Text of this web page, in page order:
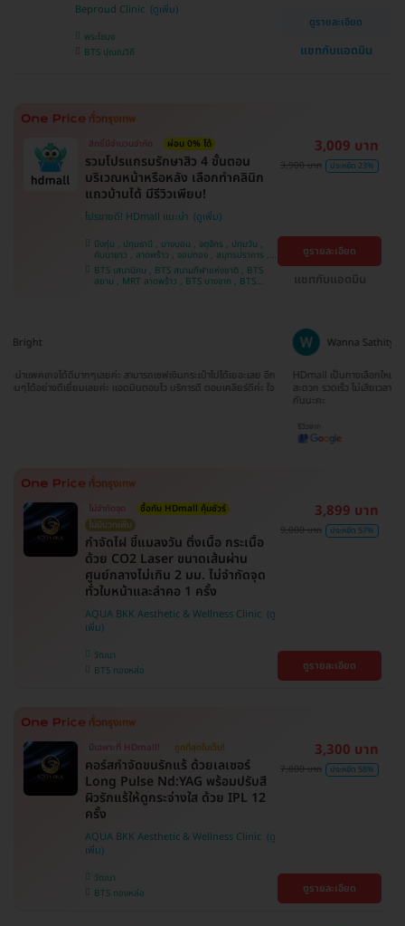
Beproud Clinic
พระโขนง
BTS ปุณณวิถี
ดูรายละเอียด
แชทกับแอดมิน
สิทธิ์มีจำนวนจำกัด ผ่อน 0% ได้
รวมโปรแกรมรักษาสิว 4 ขั้นตอน
บริเวณหน้าหรือหลัง เลือกทำคลินิก
แถวบ้านได้ มีรีวิวเพียบ!
โปรขายดี! HDmall แนะนำ
บึงกุ่ม , ปทุมธานี , บางบอน , จตุจักร , ปทุมวัน ,
คันนายาว , ลาดพร้าว , จอมทอง , สมุทรปราการ ,
พระโขนง , พญาไท , ราษฎร์บูรณะ , หนองแขม ,
ภาษีเจริญ , บางรัก , ราชเทวี , บางนา , บริการถึง
บ้าน , คลองเตย , ตลิ่งชัน
BTS เสนานิคม , BTS สนามกีฬาแห่งชาติ , BTS
สยาม , MRT ลาดพร้าว , BTS บางจาก , BTS
3,009 บาท
3,900 บาท ประหยัด 23%
ดูรายละเอียด
แชทกับแอดมิน
HDmall เป็นทางเลือกใหม่สำหรับครอบครัวเรา ครั้งแรกที่ใช้บริการก็ประทับใจมากค่ะ
สะดวก รวดเร็ว ไม่เสียเวลาดิวกับโรงพยาบาลด้วยตนเอง มาเป็นครอบครัว HDmall
การจองแพ็
ดีมากๆ ติดต่
ไม่จำกัดจุด
ซื้อกับ HDmall คุ้มชัวร์
ไม่มีบวกเพิ่ม
กำจัดไฝ ขี้แมลงวัน ติ่งเนื้อ กระเนื้อ
ด้วย CO2 Laser ขนาดเส้นผ่าน
ศูนย์กลางไม่เกิน 2 มม. ไม่จำกัดจุด
ทั่วใบหน้าและลำคอ 1 ครั้ง
AQUA BKK Aesthetic & Wellness Clinic
วัฒนา
BTS ทองหล่อ
3,899 บาท
9,000 บาท ประหยัด 57%
ดูรายละเอียด
มีเฉพาะที่ HDmall! ถูกที่สุดในเว็บ!
คอร์สกำจัดขนรักแร้ ด้วยเลเซอร์
Long Pulse Nd:YAG พร้อมปรับสี
ผิวรักแร้ให้ดูกระจ่างใส ด้วย IPL 12
ครั้ง
AQUA BKK Aesthetic & Wellness Clinic
วัฒนา
BTS ทองหล่อ
3,300 บาท
7,800 บาท ประหยัด 58%
ดูรายละเอียด